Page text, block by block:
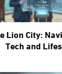
Lion City:
Tech and